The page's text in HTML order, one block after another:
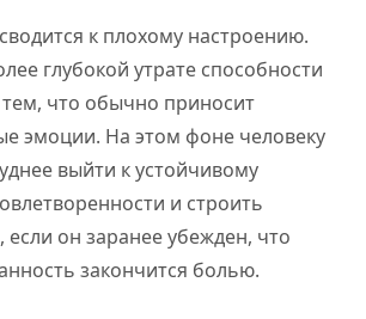
к плохому настроению.
глубокой утрате способности
тем, что обычно приносит
эмоции. На этом фоне человеку
выйти к устойчивому
и строить
если он заранее убежден, что
закончится болью.